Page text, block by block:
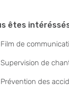
êtes
Film de
Supervision de
Prévention des